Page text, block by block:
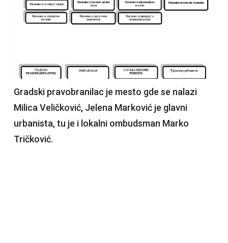
Gradski pravobranilac je mesto gde se nalazi
Milica Veličković, Jelena Marković je glavni
urbanista, tu je i lokalni ombudsman Marko
Tričković.